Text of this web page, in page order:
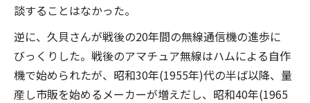
談することはなかった。
逆に、久貝さんが戦後の20年間の無線通信機の進歩に
びっくりした。戦後のアマチュア無線はハムによる自作
機で始められたが、昭和30年(1955年)代の半ば以降、量
産し市販を始めるメーカーが増えだし、昭和40年(1965